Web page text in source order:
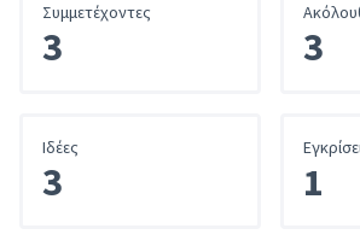
Συμμετέχοντες
3 3
Iδέες
3 1